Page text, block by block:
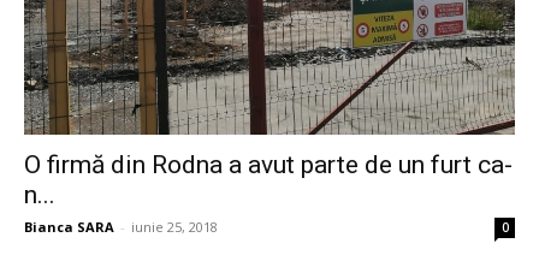
O firmă din Rodna a avut parte de un furt ca-
n...
Bianca SARA - iunie 25, 2018 0